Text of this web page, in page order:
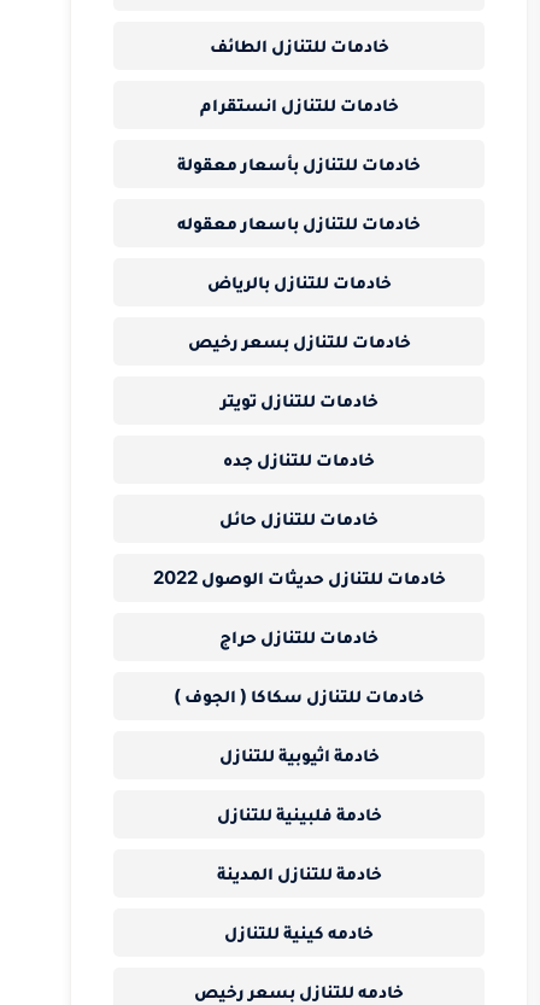
خادمات للتنازل الطائف
خادمات للتنازل انستقرام
خادمات للتنازل بأسعار معقولة
خادمات للتنازل باسعار معقوله
خادمات للتنازل بالرياض
خادمات للتنازل بسعر رخيص
خادمات للتنازل تويتر
خادمات للتنازل جده
خادمات للتنازل حائل
خادمات للتنازل حديثات الوصول 2022
خادمات للتنازل حراج
خادمات للتنازل سكاكا ( الجوف )
خادمة اثيوبية للتنازل
خادمة فلبينية للتنازل
خادمة للتنازل المدينة
خادمه كينية للتنازل
خادمه للتنازل بسعر رخيص